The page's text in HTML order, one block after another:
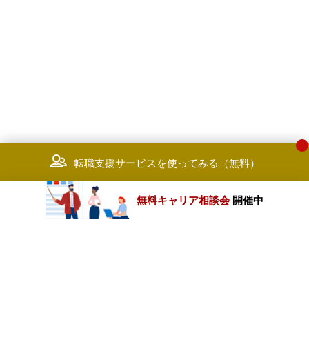
転職支援サービスを使ってみる（無料）
無料キャリア相談会 開催中